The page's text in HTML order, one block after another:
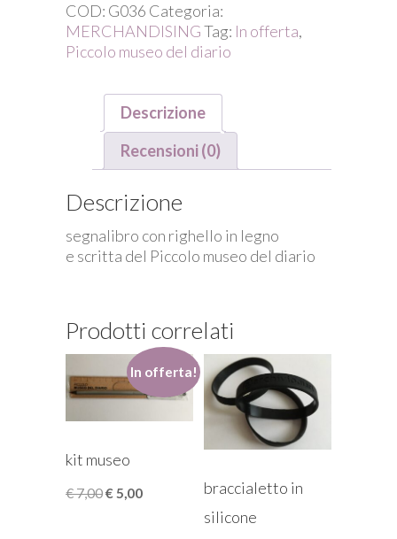
COD: G036 Categoria:
MERCHANDISINGTag: In offerta,
Piccolo museo del diario
Descrizione
Recensioni (0)
Descrizione
segnalibro con righello in legno
e scritta del Piccolo museo del diario
Prodotti correlati
In offerta!
kit museo
€7,00Il
€5,00Il
braccialetto in
silicone